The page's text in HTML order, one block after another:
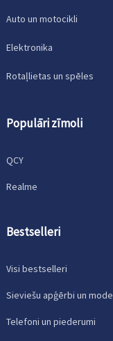
Auto un motocikli
Elektronika
Rotaļlietas un spēles
Populāri zīmoli
QCY
Realme
Bestselleri
Visi bestselleri
Sieviešu apģērbi un mode
Telefoni un piederumi